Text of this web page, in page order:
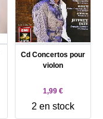
Cd Concertos pour
violon
1,99 €
2 en stock